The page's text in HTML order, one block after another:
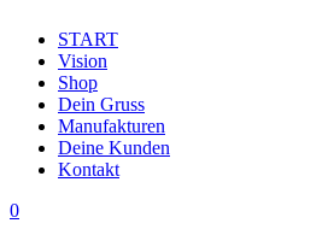
START
Vision
Shop
Dein Gruss
Manufakturen
Deine Kunden
Kontakt
0